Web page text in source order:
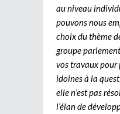
au niveau
pouvons nous
choix du thème
groupe
vos travaux pour
idoines à la
elle n’est pas
l’élan de